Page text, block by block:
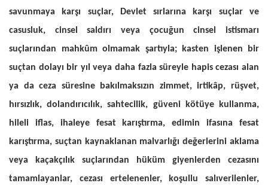
savunmaya karşı suçlar, Devlet sırlarına karşı suçlar ve
casusluk, cinsel saldırı veya çocuğun cinsel istismarı
suçlarından mahkûm olmamak şartıyla; kasten işlenen bir
suçtan dolayı bir yıl veya daha fazla süreyle hapis cezası alan
ya da ceza süresine bakılmaksızın zimmet, irtikâp, rüşvet,
hırsızlık, dolandırıcılık, sahtecilik, güveni kötüye kullanma,
hileli iflas, ihaleye fesat karıştırma, edimin ifasına fesat
karıştırma, suçtan kaynaklanan malvarlığı değerlerini aklama
veya kaçakçılık suçlarından hüküm giyenlerden cezasını
tamamlayanlar, cezası ertelenenler, koşullu salıverilenler,